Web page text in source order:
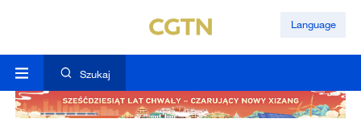
Language
Szukaj